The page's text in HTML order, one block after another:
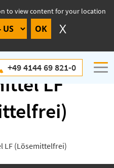
to view content for your location
+49 4144 69 821-0
LF
LF (Lösemittelfrei)